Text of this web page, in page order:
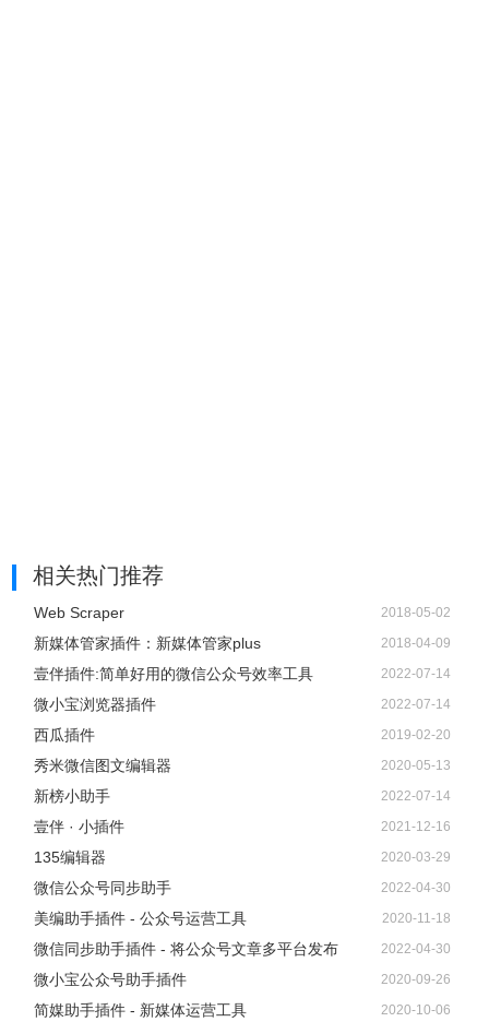
间。
新媒体管家插件注意事项
相关热门推荐
Web Scraper 2018-05-02
新媒体管家插件：新媒体管家plus 2018-04-09
壹伴插件:简单好用的微信公众号效率工具 2022-07-14
微小宝浏览器插件 2022-07-14
西瓜插件 2019-02-20
秀米微信图文编辑器 2020-05-13
新榜小助手 2022-07-14
壹伴 · 小插件 2021-12-16
135编辑器 2020-03-29
微信公众号同步助手 2022-04-30
美编助手插件 - 公众号运营工具 2020-11-18
微信同步助手插件 - 将公众号文章多平台发布 2022-04-30
微小宝公众号助手插件 2020-09-26
简媒助手插件 - 新媒体运营工具 2020-10-06